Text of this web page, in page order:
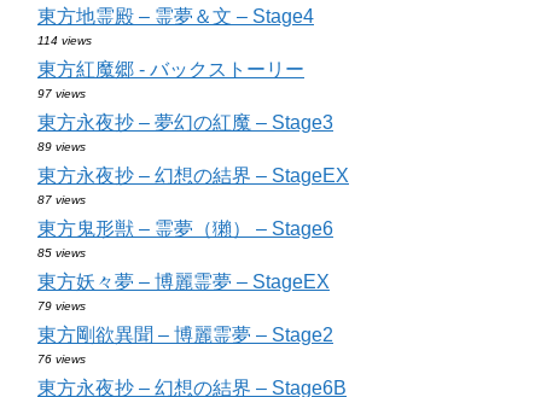
東方地霊殿 – 霊夢＆文 – Stage4
114 views
東方紅魔郷 - バックストーリー
97 views
東方永夜抄 – 夢幻の紅魔 – Stage3
89 views
東方永夜抄 – 幻想の結界 – StageEX
87 views
東方鬼形獣 – 霊夢（獺） – Stage6
85 views
東方妖々夢 – 博麗霊夢 – StageEX
79 views
東方剛欲異聞 – 博麗霊夢 – Stage2
76 views
東方永夜抄 – 幻想の結界 – Stage6B